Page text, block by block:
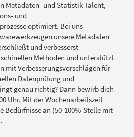
Metadaten- und Statistik-Talent,
und
optimiert. Bei uns
unsere Metadaten
und verbesserst
Methoden und unterstützt
mit Verbesserungsvorschlägen für
Datenprüfung und
genau richtig? Dann bewirb dich
Uhr. Mit der Wochenarbeitszeit
Bedürfnisse an (50-100%-Stelle mit